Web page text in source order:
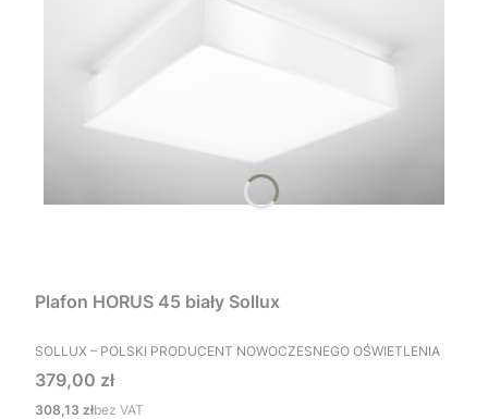
Plafon HORUS 45 biały Sollux
PRODUCENT
SOLLUX – POLSKI PRODUCENT NOWOCZESNEGO OŚWIETLENIA
Cena
379,00 zł
Cena
308,13 złbez VAT